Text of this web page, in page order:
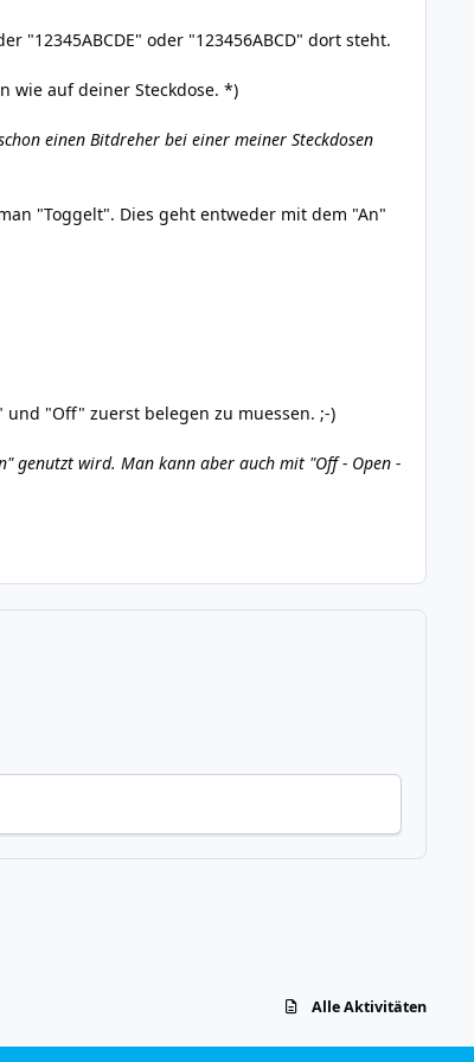
"12345ABCDE" oder "123456ABCD" dort steht.
wie auf deiner Steckdose. *)
einen Bitdreher bei einer meiner Steckdosen
"Toggelt". Dies geht entweder mit dem "An"
"Off" zuerst belegen zu muessen. ;-)
genutzt wird. Man kann aber auch mit "Off - Open -
Alle Aktivitäten